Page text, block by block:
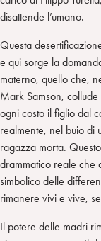
disattende l’umano.
Questa
e qui sorge la
materno, quello che,
Mark Samson,
ogni costo il figlio dal
realmente, nel buio di
ragazza morta.
drammatico reale che
simbolico delle
rimanere vivi e vive,
Il potere delle madri